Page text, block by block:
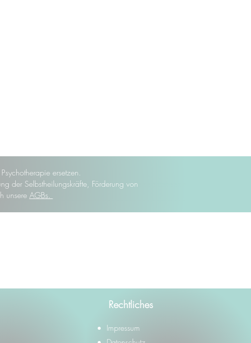
ersetzen.
der Selbstheilungskräfte, Förderung von
unsere AGBs.
Rechtliches
Impressum